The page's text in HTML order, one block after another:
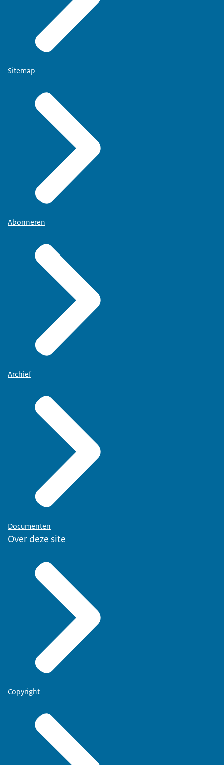
Sitemap
Abonneren
Archief
Documenten
Over deze site
Copyright